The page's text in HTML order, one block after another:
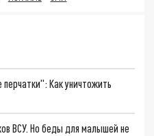
Как уничтожить
ВСУ. Но беды для малышей не